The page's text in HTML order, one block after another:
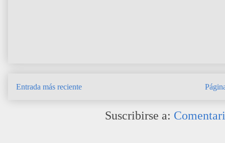
Entrada más reciente
Suscribirse a: